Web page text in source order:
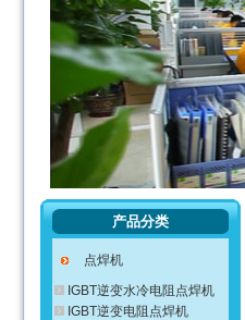
产品分类
点焊机
IGBT逆变水冷电阻点焊机
IGBT逆变电阻点焊机